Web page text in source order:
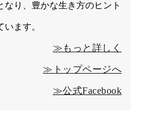
なり、豊かな生き方のヒント
ます。
≫もっと詳しく
≫トップページへ
≫公式Facebook